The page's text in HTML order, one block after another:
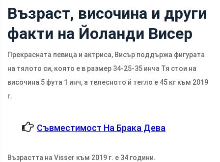
Възраст, височина и други
факти на Йоланди Висер
Прекрасната певица и актриса, Висър поддържа фигурата
на тялото си, която е в размер 34-25-35 инча Тя стои на
височина 5 фута 1 инч, а телесното й тегло е 45 кг към 2019
г.
Съвместимост На Брака Дева
Възрастта на Visser към 2019 г. е 34 години.